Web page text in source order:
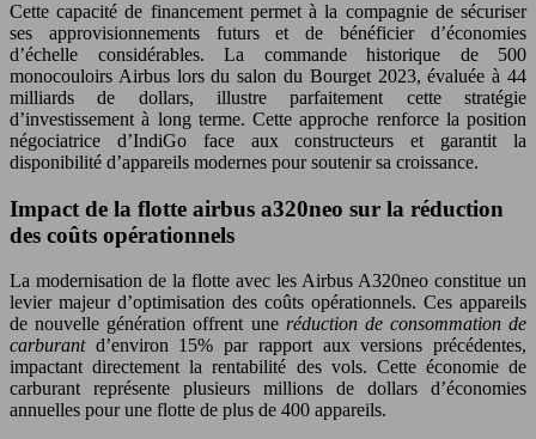
Cette capacité de financement permet à la compagnie de sécuriser
ses approvisionnements futurs et de bénéficier d’économies
d’échelle considérables. La commande historique de 500
monocouloirs Airbus lors du salon du Bourget 2023, évaluée à 44
milliards de dollars, illustre parfaitement cette stratégie
d’investissement à long terme. Cette approche renforce la position
négociatrice d’IndiGo face aux constructeurs et garantit la
disponibilité d’appareils modernes pour soutenir sa croissance.
Impact de la flotte airbus a320neo sur la réduction
des coûts opérationnels
La modernisation de la flotte avec les Airbus A320neo constitue un
levier majeur d’optimisation des coûts opérationnels. Ces appareils
de nouvelle génération offrent une réduction de consommation de
carburant d’environ 15% par rapport aux versions précédentes,
impactant directement la rentabilité des vols. Cette économie de
carburant représente plusieurs millions de dollars d’économies
annuelles pour une flotte de plus de 400 appareils.